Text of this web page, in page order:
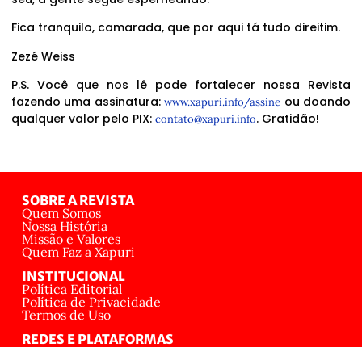
Fica tranquilo, camarada, que por aqui tá tudo direitim.
Zezé Weiss
P.S. Você que nos lê pode fortalecer nossa Revista
fazendo uma assinatura:www.xapuri.info/assine ou doando
qualquer valor pelo PIX: contato@xapuri.info. Gratidão!
SOBRE A REVISTA
Quem Somos
Nossa História
Missão e Valores
Quem Faz a Xapuri
INSTITUCIONAL
Política Editorial
Política de Privacidade
Termos de Uso
REDES E PLATAFORMAS